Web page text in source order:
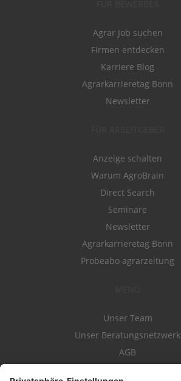
Agrar Job suchen
Firmen entdecken
Karriere Blog
Agrarkarrieretag Bonn
Newsletter
Anzeige schalten
Warum AgroBrain
Direct Search
Seminare
Newsletter
Agrarkarrieretag Bonn
Probeabo agrarzeitung
Unser Team
Unser Beratungsnetzwerk
AGB